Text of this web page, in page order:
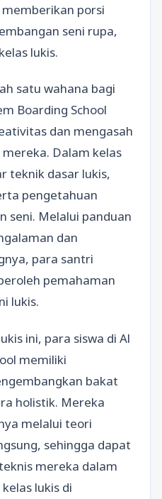
porsi
seni rupa,
lukis.
satu wahana bagi
Boarding School
dan mengasah
Dalam kelas
teknik dasar lukis,
pengetahuan
seni. Melalui panduan
dan
para santri
pemahaman
lukis.
ini, para siswa di Al
memiliki
bakat
holistik. Mereka
melalui teori
sehingga dapat
mereka dalam
lukis di